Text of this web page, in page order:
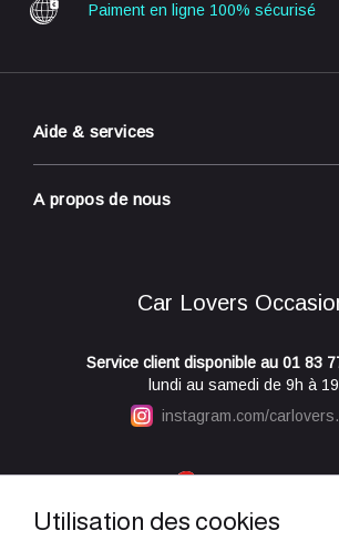
Paiment en ligne 100% sécurisé
Aide & services
Réservation / Achat en ligne
Foire Aux Questions
A propos de nous
Conditions générales de vente
Mentions légales
Politique de confidentialité
Car Lovers
Service client disponible au 01 83
lundi au samedi de 9h à
instagram.com/
Car Lovers Occasions est noté 4.7/5